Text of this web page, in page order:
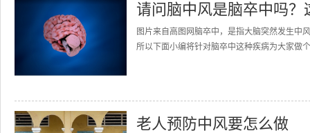
请问脑中风是脑卒中吗？
图片来自高图网脑卒中，是指大脑突然发生中
所以下面小编将针对脑卒中这种疾病为大家做
老人预防中风要怎么做